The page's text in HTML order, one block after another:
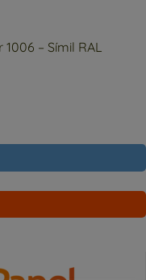
– Símil RAL